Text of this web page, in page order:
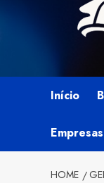
Início
Empresas
HOME